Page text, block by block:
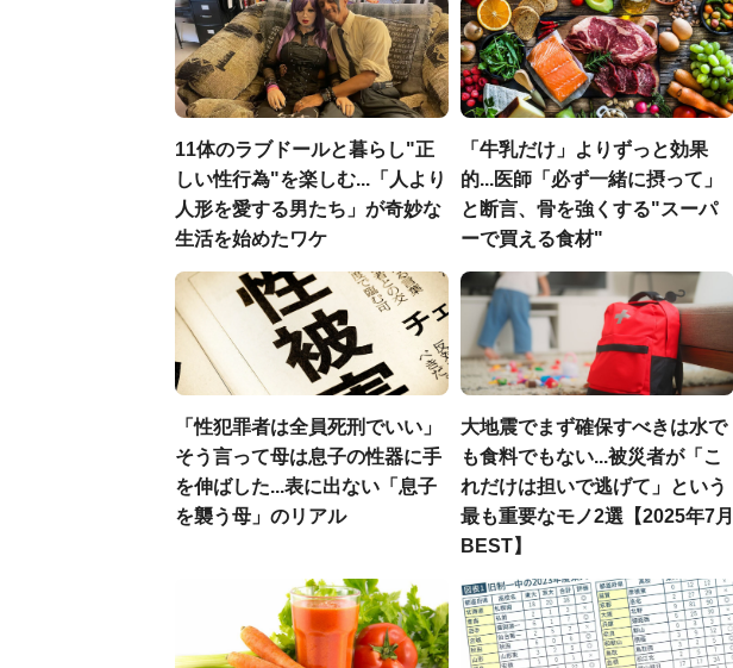
11体のラブドールと暮らし"正
しい性行為"を楽しむ...「人より
人形を愛する男たち」が奇妙な
生活を始めたワケ
「牛乳だけ」よりずっと効果
的...医師「必ず一緒に摂って」
と断言、骨を強くする"スーパ
ーで買える食材"
「性犯罪者は全員死刑でいい」
そう言って母は息子の性器に手
を伸ばした...表に出ない「息子
を襲う母」のリアル
大地震でまず確保すべきは水で
も食料でもない...被災者が「こ
れだけは担いで逃げて」という
最も重要なモノ2選【2025年7月
BEST】